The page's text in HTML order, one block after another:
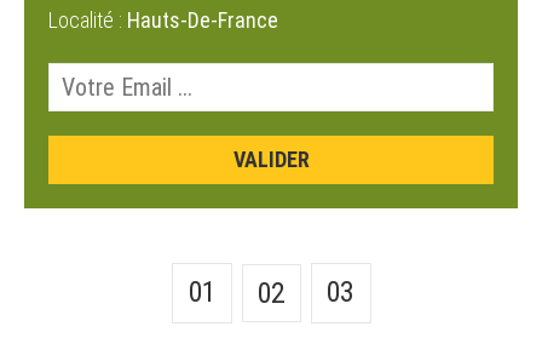
Localité : Hauts-De-France
01 02 03